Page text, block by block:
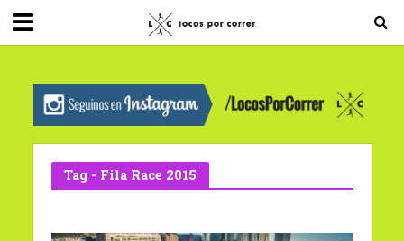
G-0X2PD3RFLV
Tag - Fila Race 2015